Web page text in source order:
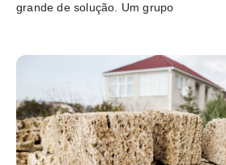
grande de solução. Um grupo